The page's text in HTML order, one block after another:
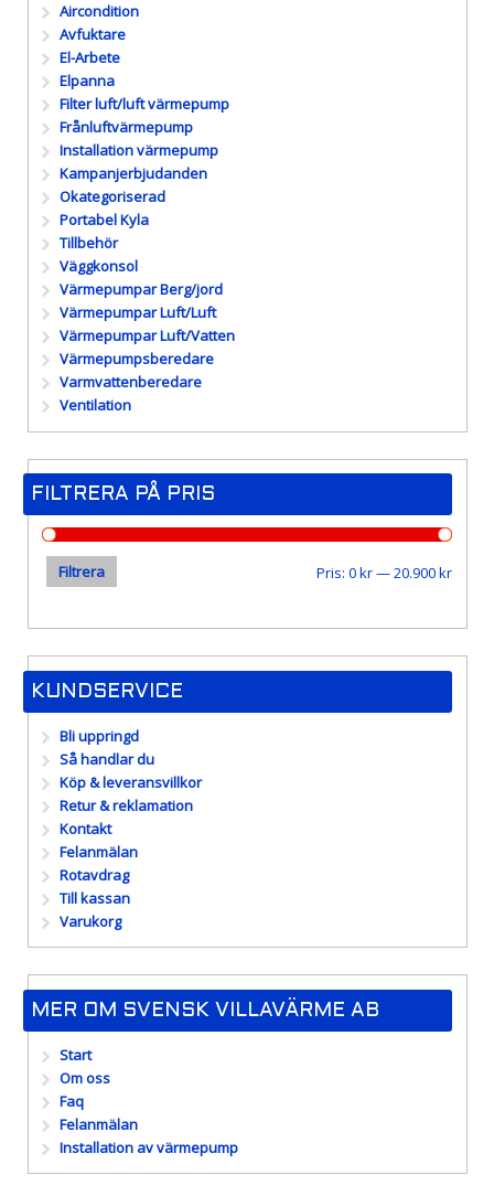
Aircondition
Avfuktare
El-Arbete
Elpanna
Filter luft/luft värmepump
Frånluftvärmepump
Installation värmepump
Kampanjerbjudanden
Okategoriserad
Portabel Kyla
Tillbehör
Väggkonsol
Värmepumpar Berg/jord
Värmepumpar Luft/Luft
Värmepumpar Luft/Vatten
Värmepumpsberedare
Varmvattenberedare
Ventilation
FILTRERA PÅ PRIS
Min
Max
Filtrera Pris:0 kr—20.900 kr
KUNDSERVICE
Bli uppringd
Så handlar du
Köp & leveransvillkor
Retur & reklamation
Kontakt
Felanmälan
Rotavdrag
Till kassan
Varukorg
MER OM SVENSK VILLAVÄRME AB
Start
Om oss
Faq
Felanmälan
Installation av värmepump